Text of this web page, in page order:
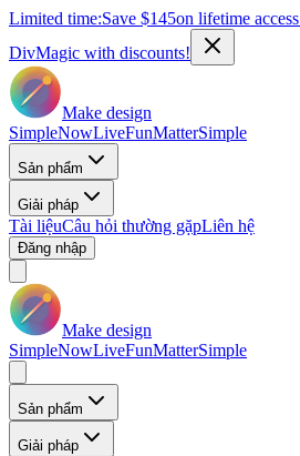
Limited time:Save $145on lifetime access
DivMagic with discounts!
Make design
SimpleNowLiveFunMatterSimple
Sản phẩm
Giải pháp
Tài liệuCâu hỏi thường gặpLiên hệ
Đăng nhập
Make design
SimpleNowLiveFunMatterSimple
Sản phẩm
Giải pháp